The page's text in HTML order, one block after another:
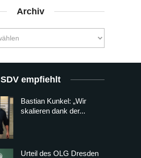
Archiv
SDV empfiehlt
Bastian Kunkel: „Wir
skalieren dank der...
Urteil des OLG Dresden